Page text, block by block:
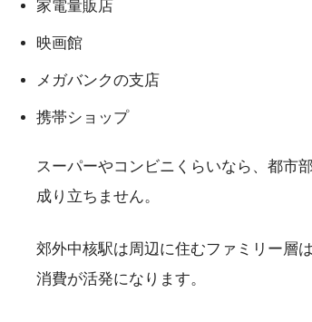
家電量販店
映画館
メガバンクの支店
携帯ショップ
スーパーやコンビニくらいなら、都市
成り立ちません。
郊外中核駅は周辺に住むファミリー層
消費が活発になります。